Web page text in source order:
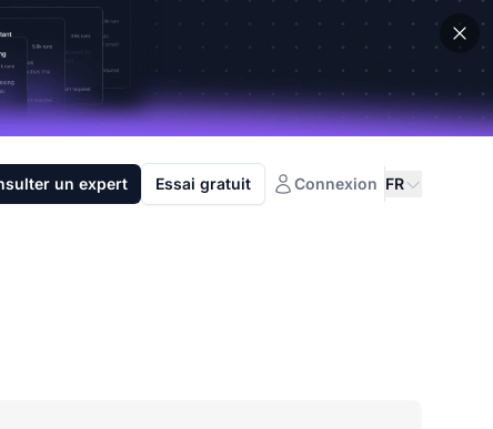
un expert Essai gratuit Connexion FR